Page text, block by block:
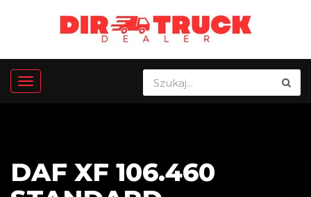
DAF XF 106.460